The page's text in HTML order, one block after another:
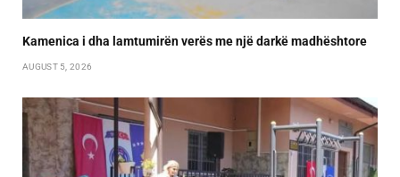
Kamenica i dha lamtumirën verës me një darkë madhështore
AUGUST 5, 2026